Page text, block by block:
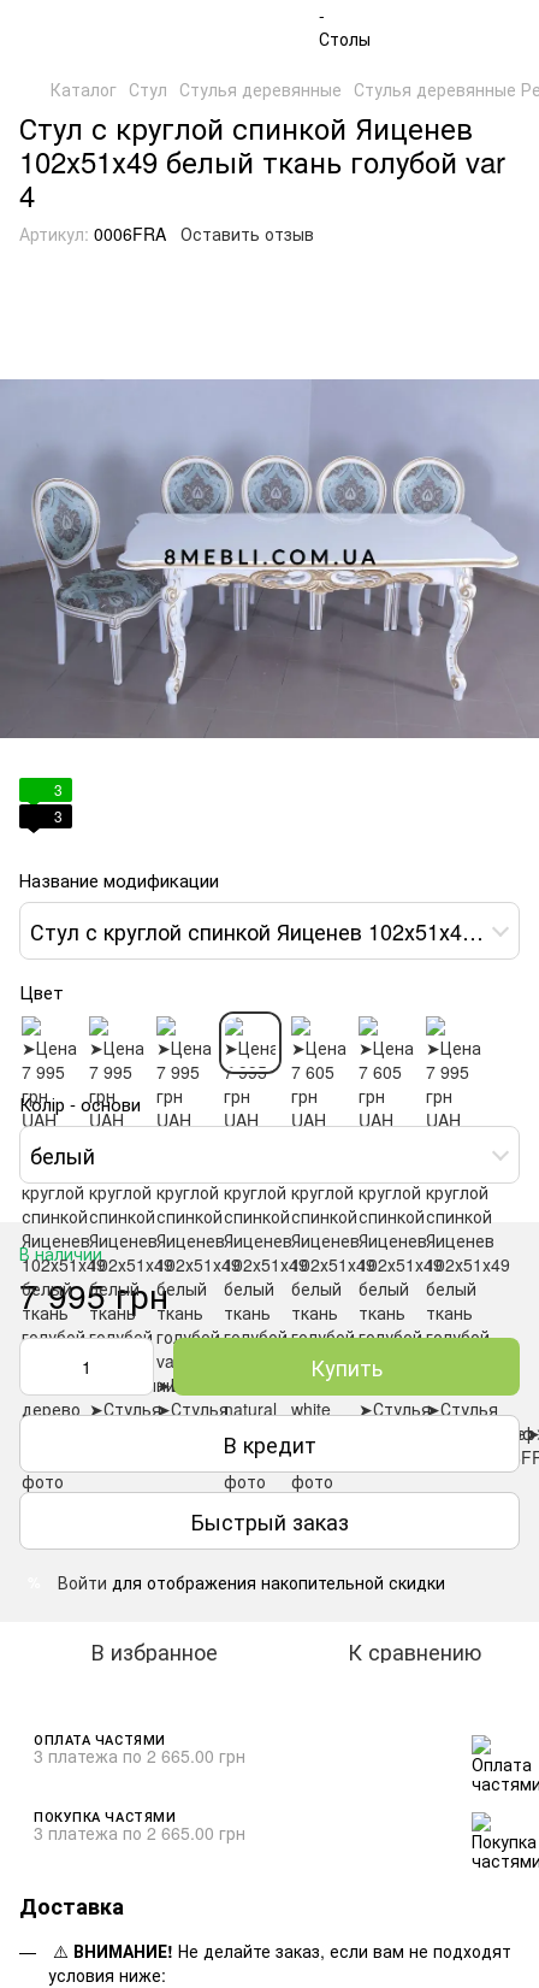
Каталог Стул Стулья деревянные Стулья деревянные
Стул с круглой спинкой Яиценев
102х51х49 белый ткань голубой var
4
Артикул: 0006FRA Оставить отзыв
3
3
Название модификации
Стул с круглой спинкой Яиценев 102х51х49 белый ткань голубой var 4
Цвет
Колір - основи
белый
В наличии
7 995 грн
Купить
В кредит
Быстрый заказ
Войти для отображения накопительной скидки
В избранное К сравнению
ОПЛАТА ЧАСТЯМИ
3 платежа по 2 665.00 грн
ПОКУПКА ЧАСТЯМИ
3 платежа по 2 665.00 грн
Доставка
⚠️ ВНИМАНИЕ! Не делайте заказ, если вам не подходят
условия ниже: